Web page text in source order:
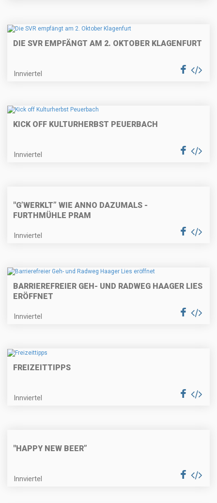
DIE SVR EMPFÄNGT AM 2. OKTOBER KLAGENFURT
Innviertel
KICK OFF KULTURHERBST PEUERBACH
Innviertel
"G’WERKLT” WIE ANNO DAZUMALS -
FURTHMÜHLE PRAM
Innviertel
BARRIEREFREIER GEH- UND RADWEG HAAGER LIES
ERÖFFNET
Innviertel
FREIZEITTIPPS
Innviertel
"HAPPY NEW BEER”
Innviertel